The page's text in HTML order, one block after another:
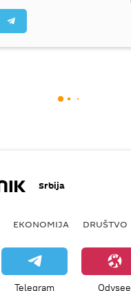
Srbija
EKONOMIJA DRUŠTVO
Telegram Odysee